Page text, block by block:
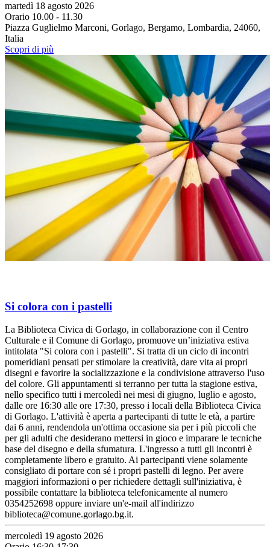
martedì 18 agosto 2026
Orario 10.00 - 11.30
Piazza Guglielmo Marconi, Gorlago, Bergamo, Lombardia, 24060,
Italia
Scopri di più
Si colora con i pastelli
La Biblioteca Civica di Gorlago, in collaborazione con il Centro
Culturale e il Comune di Gorlago, promuove un’iniziativa estiva
intitolata "Si colora con i pastelli". Si tratta di un ciclo di incontri
pomeridiani pensati per stimolare la creatività, dare vita ai propri
disegni e favorire la socializzazione e la condivisione attraverso l'uso
del colore. Gli appuntamenti si terranno per tutta la stagione estiva,
nello specifico tutti i mercoledì nei mesi di giugno, luglio e agosto,
dalle ore 16:30 alle ore 17:30, presso i locali della Biblioteca Civica
di Gorlago. L'attività è aperta a partecipanti di tutte le età, a partire
dai 6 anni, rendendola un'ottima occasione sia per i più piccoli che
per gli adulti che desiderano mettersi in gioco e imparare le tecniche
base del disegno e della sfumatura. L'ingresso a tutti gli incontri è
completamente libero e gratuito. Ai partecipanti viene solamente
consigliato di portare con sé i propri pastelli di legno. Per avere
maggiori informazioni o per richiedere dettagli sull'iniziativa, è
possibile contattare la biblioteca telefonicamente al numero
0354252698 oppure inviare un'e-mail all'indirizzo
biblioteca@comune.gorlago.bg.it.
mercoledì 19 agosto 2026